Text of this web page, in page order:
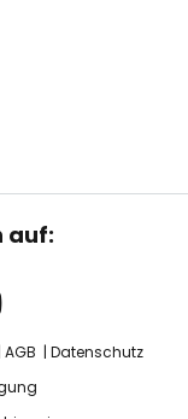
auf:
AGB
Datenschutz